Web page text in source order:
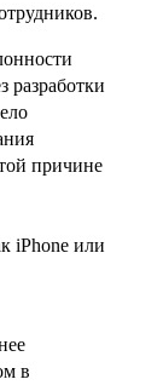
разработки
причине
iPhone или
в